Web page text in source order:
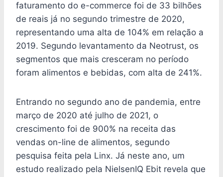
faturamento do e-commerce foi de 33 bilhões
de reais já no segundo trimestre de 2020,
representando uma alta de 104% em relação a
2019. Segundo levantamento da Neotrust, os
segmentos que mais cresceram no período
foram alimentos e bebidas, com alta de 241%.
Entrando no segundo ano de pandemia, entre
março de 2020 até julho de 2021, o
crescimento foi de 900% na receita das
vendas on-line de alimentos, segundo
pesquisa feita pela Linx. Já neste ano, um
estudo realizado pela NielsenIQ Ebit revela que